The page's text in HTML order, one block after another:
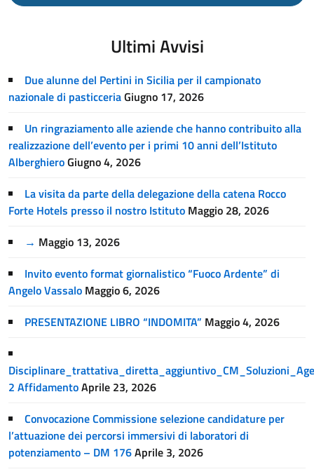
Ultimi Avvisi
Due alunne del Pertini in Sicilia per il campionato
nazionale di pasticceriaGiugno 17, 2026
Un ringraziamento alle aziende che hanno contribuito alla
realizzazione dell’evento per i primi 10 anni dell’Istituto
AlberghieroGiugno 4, 2026
La visita da parte della delegazione della catena Rocco
Forte Hotels presso il nostro Istituto Maggio 28, 2026
→ Maggio 13, 2026
Invito evento format giornalistico “Fuoco Ardente” di
Angelo Vassalo Maggio 6, 2026
PRESENTAZIONE LIBRO “INDOMITA” Maggio 4, 2026
2 AffidamentoAprile 23, 2026
Convocazione Commissione selezione candidature per
l’attuazione dei percorsi immersivi di laboratori di
potenziamento – DM 176Aprile 3, 2026